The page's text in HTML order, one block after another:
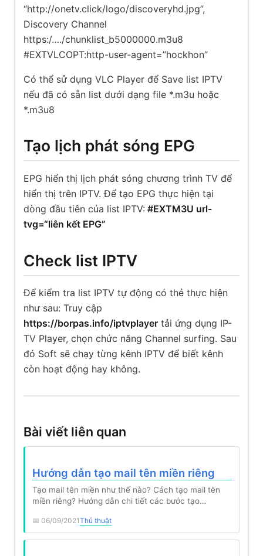
“http://onetv.click/logo/discoveryhd.jpg”,
Discovery Channel
https:/…./chunklist_b5000000.m3u8
#EXTVLCOPT:http-user-agent=”hockhon”
Có thể sử dụng VLC Player để Save list IPTV
nếu đã có sẵn list dưới dạng file *.m3u hoặc
*.m3u8
Tạo lịch phát sóng EPG
EPG hiển thị lịch phát sóng chương trình TV để
hiển thị trên IPTV. Để tạo EPG thực hiện tại
dòng đầu tiên của list IPTV: #EXTM3U url-
tvg=“liên kết EPG”
Check list IPTV
Để kiểm tra list IPTV tự động có thẻ thực hiện
như sau: Truy cập
https://borpas.info/iptvplayer tải ứng dụng IP-
TV Player, chọn chức năng Channel surfing. Sau
đó Soft sẽ chạy từng kênh IPTV để biết kênh
còn hoạt động hay không.
Bài viết liên quan
Hướng dẫn tạo mail tên miền riêng
Tạo mail tên miền như thế nào? Cách tạo mail tên
miền riêng? Hướng dẫn chi tiết các bước tạo…
06/09/2021Thủ thuật